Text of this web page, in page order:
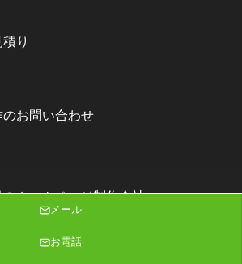
り
お問い合わせ
ホームページ制作会社
式会社ニゴロデザイン
株式会社ニゴロデザイン All Rights Reserved.
メール
お電話